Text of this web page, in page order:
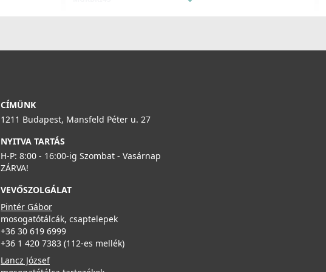
279 990 Ft
LKM59096FIXCI
CÍMÜNK
1211 Budapest, Mansfeld Péter u. 27
NYITVA TARTÁS
H-P: 8:00 - 16:00-ig Szombat - Vasárnap
ZÁRVA!
VEVŐSZOLGÁLAT
Pintér Gábor
mosogatótálcák, csaptelepek
+36 30 619 6999
+36 1 420 7383 (112-es mellék)
Lancz József